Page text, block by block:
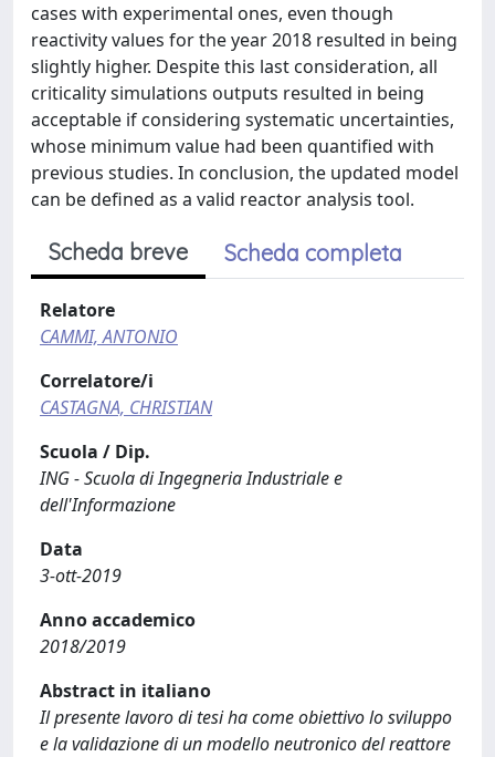
cases with experimental ones, even though
reactivity values for the year 2018 resulted in being
slightly higher. Despite this last consideration, all
criticality simulations outputs resulted in being
acceptable if considering systematic uncertainties,
whose minimum value had been quantified with
previous studies. In conclusion, the updated model
can be defined as a valid reactor analysis tool.
Scheda breve Scheda completa
Relatore
CAMMI, ANTONIO
Correlatore/i
CASTAGNA, CHRISTIAN
Scuola / Dip.
ING - Scuola di Ingegneria Industriale e
dell'Informazione
Data
3-ott-2019
Anno accademico
2018/2019
Abstract in italiano
Il presente lavoro di tesi ha come obiettivo lo sviluppo
e la validazione di un modello neutronico del reattore